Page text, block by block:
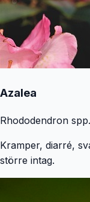
Azalea
Rhododendron spp.
Kramper, diarré,
större intag.